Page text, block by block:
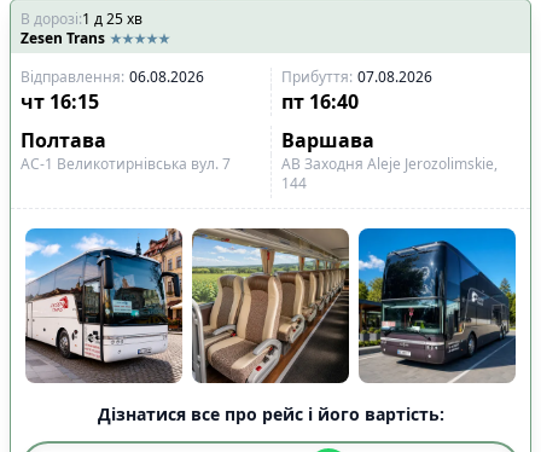
В дорозі:1 д25хв
Zesen Trans
Відправлення: 06.08.2026 Прибуття: 07.08.2026
чт 16:15 пт 16:40
Полтава
Варшава
АС-1 Великотирнівська вул. 7
АВ Заходня Aleje Jerozolimskie,
144
Дізнатися все про рейс і його вартість: